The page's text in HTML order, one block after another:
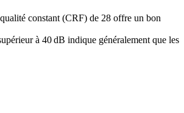
constant (CRF) de 28 offre un bon
à 40 dB indique généralement que les